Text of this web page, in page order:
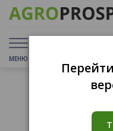
МЕНЮ